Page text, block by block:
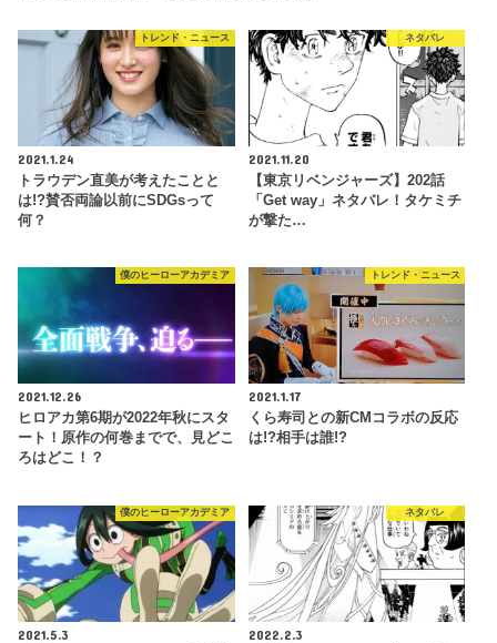
トレンド・ニュース
2021.1.24
トラウデン直美が考えたことと
は!?賛否両論以前にSDGsって
何？
ネタバレ
2021.11.20
【東京リベンジャーズ】202話
「Get way」ネタバレ！タケミチ
が撃た…
僕のヒーローアカデミア
2021.12.26
ヒロアカ第6期が2022年秋にスタ
ート！原作の何巻までで、見どこ
ろはどこ！？
トレンド・ニュース
2021.1.17
くら寿司との新CMコラボの反応
は!?相手は誰!?
僕のヒーローアカデミア
2021.5.3
ネタバレ
2022.2.3